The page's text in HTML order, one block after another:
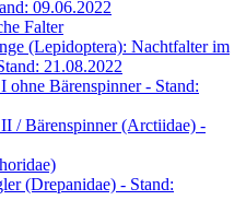
09.06.2022
Falter
(Lepidoptera): Nachtfalter im
21.08.2022
ohne Bärenspinner - Stand:
/ Bärenspinner (Arctiidae) -
(Drepanidae) - Stand: